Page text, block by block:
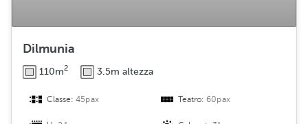
Dilmunia
110m2 3.5m altezza
Classe:45pax Teatro:60pax